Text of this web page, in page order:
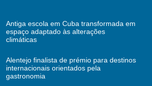
Antiga escola em Cuba transformada em
espaço adaptado às alterações
climáticas
Alentejo finalista de prémio para destinos
internacionais orientados pela
gastronomia